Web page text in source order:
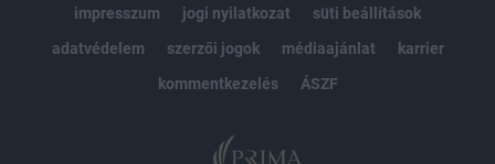
impresszum
jogi nyilatkozat
süti beállítások
adatvédelem
szerzői jogok médiaajánlat
karrier
kommentkezelés
ÁSZF